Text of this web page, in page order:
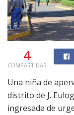
4
COMPARTIDAS
Una niña de
distrito de J.
ingresada de